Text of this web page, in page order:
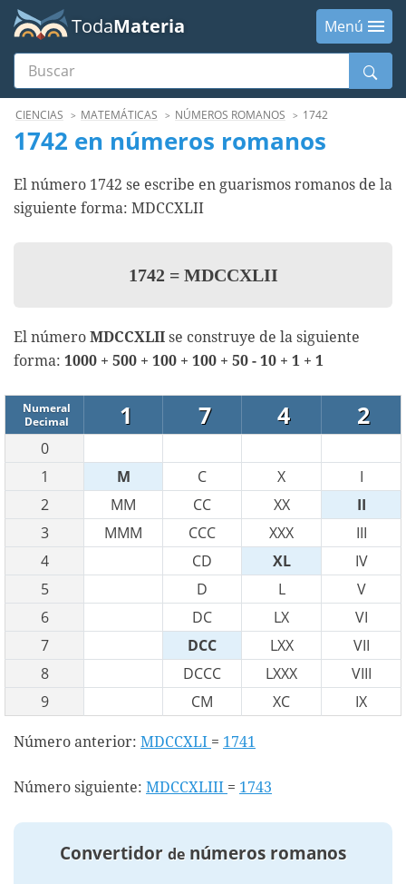
TodaMateria
Menú
Buscar
MenúCIENCIAS MATEMÁTICAS NÚMEROS ROMANOS 1742
1742 en números romanos
El número 1742 se escribe en guarismos romanos de la
siguiente forma: MDCCXLII
1742 =MDCCXLII
El número MDCCXLII se construye de la siguiente
forma: 1000 + 500 + 100 + 100 + 50 - 10 + 1 + 1
Numeral
Decimal
1 7 4 2
0
1
M C X
I
2
MM CC XX
II
3
MMM CCC XXX
III
4
CD XL
IV
5
D L
V
6
DC LX
VI
7
DCC LXX
VII
8
DCCC LXXX
VIII
9
CM XC IX
Número anterior: MDCCXLI = 1741
Número siguiente: MDCCXLIII = 1743
Convertidor de números romanos